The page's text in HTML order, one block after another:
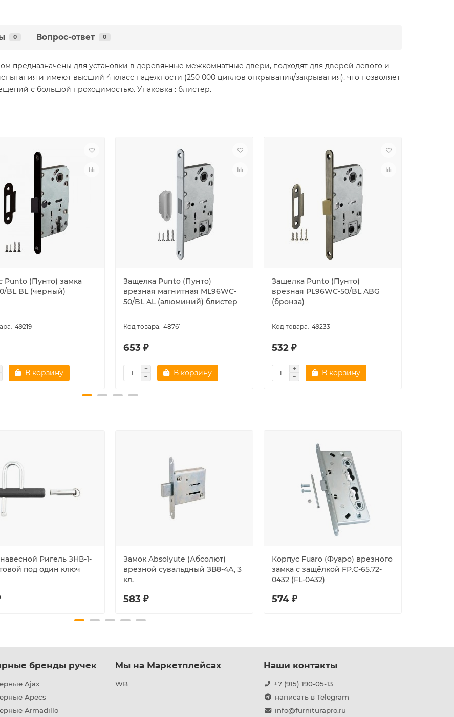
0 Вопрос-ответ 0
предназначены для установки в деревянные межкомнатные двери, подходят для дверей левого и
и имеют высший 4 класс надежности (250 000 циклов открывания/закрывания), что позволяет
с большой проходимостью. Упаковка : блистер.
Punto (Пунто) замка
BL BL (черный)
49219
В корзину
Защелка Punto (Пунто)
врезная магнитная ML96WC-
50/BL AL (алюминий) блистер
48761
653 ₽
В корзину
Защелка Punto (Пунто)
врезная PL96WC-50/BL ABG
(бронза)
49233
532 ₽
В корзину
Ригель ЗНВ-1-
под один ключ
Замок Absolyute (Абсолют)
врезной сувальдный ЗВ8-4А, 3
кл.
583 ₽
Корпус Fuaro (Фуаро) врезного
замка c защёлкой FP.C-65.72-
0432 (FL-0432)
574 ₽
бренды ручек
Ajax
Apecs
Armadillo
Мы на Маркетплейсах
WB
Наши контакты
+7 (915) 190-05-13
написать в Telegram
info@furniturapro.ru